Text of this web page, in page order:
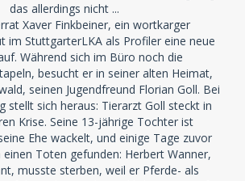
das allerdings nicht ...
Xaver Finkbeiner, ein wortkarger
im StuttgarterLKA als Profiler eine neue
Während sich im Büro noch die
besucht er in seiner alten Heimat,
seinen Jugendfreund Florian Goll. Bei
stellt sich heraus: Tierarzt Goll steckt in
Krise. Seine 13-jährige Tochter ist
Ehe wackelt, und einige Tage zuvor
Toten gefunden: Herbert Wanner,
musste sterben, weil er Pferde- als